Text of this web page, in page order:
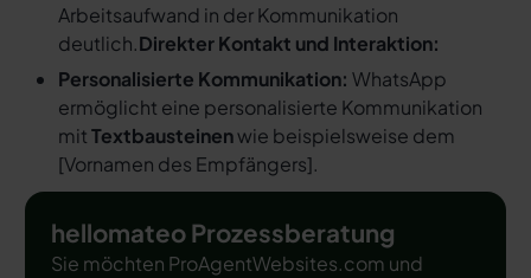
Arbeitsaufwand in der Kommunikation
deutlich.Direkter Kontakt und Interaktion:
Personalisierte Kommunikation: WhatsApp
ermöglicht eine personalisierte Kommunikation
mitTextbausteinenwie beispielsweise dem
[Vornamen des Empfängers].
hellomateo Prozessberatung
Sie möchten ProAgentWebsites.com und